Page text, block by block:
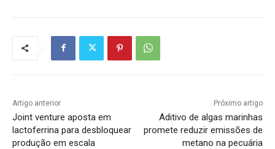
Artigo anterior
Joint venture aposta em
lactoferrina para desbloquear
produção em escala
Próximo artigo
Aditivo de algas marinhas
promete reduzir emissões de
metano na pecuária